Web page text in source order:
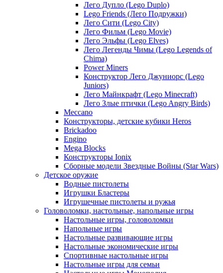
Лего Дупло (Lego Duplo)
Lego Friends (Лего Подружки)
Лего Сити (Lego City)
Лего Фильм (Lego Movie)
Лего Эльфы (Lego Elves)
Лего Легенды Чимы (Lego Legends of
Chima)
Power Miners
Конструктор Лего Джуниорс (Lego
Juniors)
Лего Майнкрафт (Lego Minecraft)
Лего Злые птички (Lego Angry Birds)
Meccano
Конструкторы, детские кубики Heros
Brickadoo
Engino
Mega Blocks
Конструкторы Ionix
Сборные модели Звездные Войны (Star Wars)
Детское оружие
Водные пистолеты
Игрушки Бластеры
Игрушечные пистолеты и ружья
Головоломки, настольные, напольные игры
Настольные игры, головоломки
Напольные игры
Настольные развивающие игры
Настольные экономические игры
Спортивные настольные игры
Настольные игры для семьи